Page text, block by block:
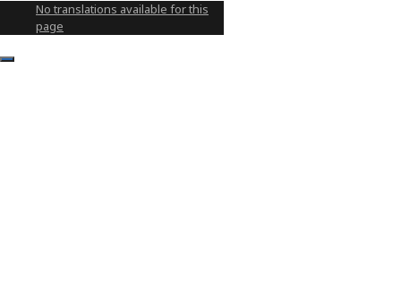
No translations available for this
page